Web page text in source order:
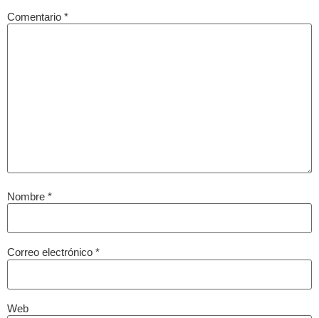
Comentario *
Nombre *
Correo electrónico *
Web